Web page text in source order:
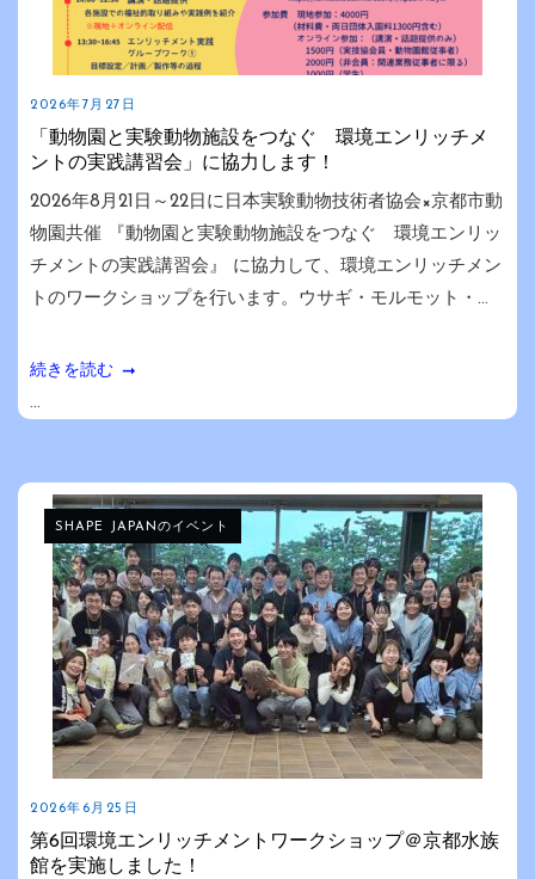
2026年7月27日
「動物園と実験動物施設をつなぐ 環境エンリッチメ
ントの実践講習会」に協力します！
2026年8月21日～22日に日本実験動物技術者協会×京都市動
物園共催 『動物園と実験動物施設をつなぐ 環境エンリッ
チメントの実践講習会』 に協力して、環境エンリッチメン
トのワークショップを行います。ウサギ・モルモット・...
続きを読む
...
SHAPE JAPANのイベント
2026年6月25日
第6回環境エンリッチメントワークショップ＠京都水族
館を実施しました！